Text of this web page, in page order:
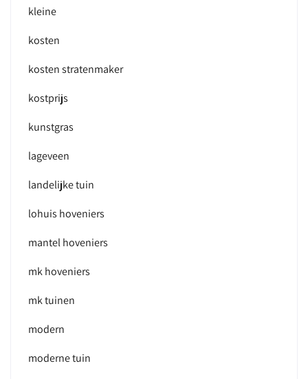
kleine
kosten
kosten stratenmaker
kostprijs
kunstgras
lageveen
landelijke tuin
lohuis hoveniers
mantel hoveniers
mk hoveniers
mk tuinen
modern
moderne tuin